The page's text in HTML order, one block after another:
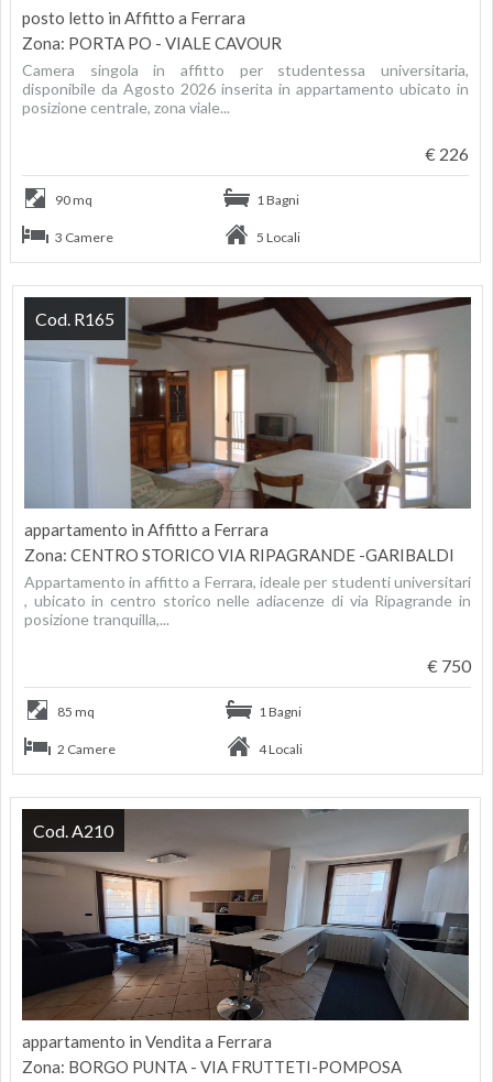
posto letto in Affitto a Ferrara
Zona: PORTA PO - VIALE CAVOUR
Camera singola in affitto per studentessa universitaria,
disponibile da Agosto 2026 inserita in appartamento ubicato in
posizione centrale, zona viale...
€ 226
90 mq 1 Bagni
3 Camere 5 Locali
appartamento in Affitto a Ferrara
Zona: CENTRO STORICO VIA RIPAGRANDE -GARIBALDI
Appartamento in affitto a Ferrara, ideale per studenti universitari
, ubicato in centro storico nelle adiacenze di via Ripagrande in
posizione tranquilla,...
€ 750
Cod. R165
85 mq 1 Bagni
2 Camere 4 Locali
appartamento in Vendita a Ferrara
Zona: BORGO PUNTA - VIA FRUTTETI-POMPOSA
Cod. A210